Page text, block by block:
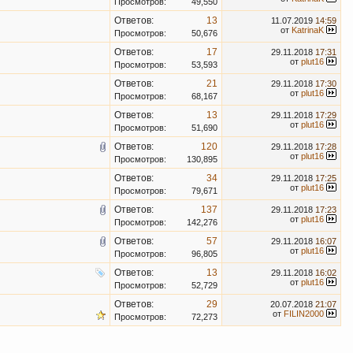
13
Ответов:
50,676
Просмотров:
11.07.2019 14:59
от KatrinaK
17
Ответов:
53,593
Просмотров:
29.11.2018 17:31
от plut16
21
Ответов:
68,167
Просмотров:
29.11.2018 17:30
от plut16
13
Ответов:
51,690
Просмотров:
29.11.2018 17:29
от plut16
120
Ответов:
130,895
Просмотров:
29.11.2018 17:28
от plut16
34
Ответов:
79,671
Просмотров:
29.11.2018 17:25
от plut16
137
Ответов:
142,276
Просмотров:
29.11.2018 17:23
от plut16
57
Ответов:
96,805
Просмотров:
29.11.2018 16:07
от plut16
13
Ответов:
52,729
Просмотров:
29.11.2018 16:02
от plut16
29
Ответов:
72,273
Просмотров:
20.07.2018 21:07
от FILIN2000